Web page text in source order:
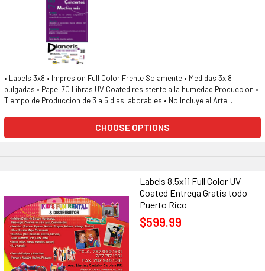
• Labels 3x8 • Impresion Full Color Frente Solamente • Medidas 3x 8
pulgadas • Papel 70 Libras UV Coated resistente a la humedad Produccion •
Tiempo de Produccion de 3 a 5 dias laborables • No Incluye el Arte...
CHOOSE OPTIONS
Labels 8.5x11 Full Color UV
Coated Entrega Gratis todo
Puerto Rico
$599.99